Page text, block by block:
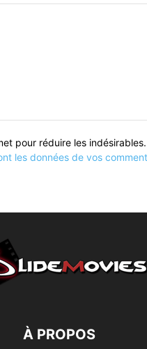
pour réduire les indésirables.
les données de vos
À PROPOS